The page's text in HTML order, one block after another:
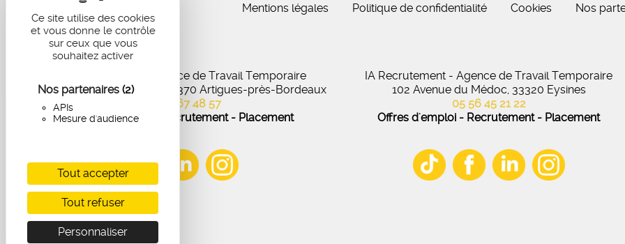
Ce site utilise des cookies
et vous donne le contrôle
sur ceux que vous
souhaitez activer
Nos partenaires (2)
APIs
Mesure d'audience
Tout accepter
Tout refuser
Personnaliser
Mentions légales Politique de confidentialité Cookies Nos
IA Recrutement - Agence de Travail Temporaire
27 Avenue de Virecourt, 33370 Artigues-près-Bordeaux
05 56 67 48 57
Offres d'emploi - Recrutement - Placement
IA Recrutement - Agence de Travail Temporaire
102 Avenue du Médoc, 33320 Eysines
05 56 45 21 22
Offres d'emploi - Recrutement - Placement